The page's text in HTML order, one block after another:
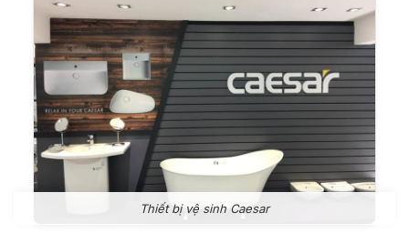
Thiết bị vệ sinh Caesar